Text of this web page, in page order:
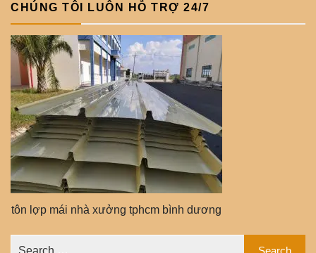
CHÚNG TÔI LUÔN HỖ TRỢ 24/7
tôn lợp mái nhà xưởng tphcm bình dương